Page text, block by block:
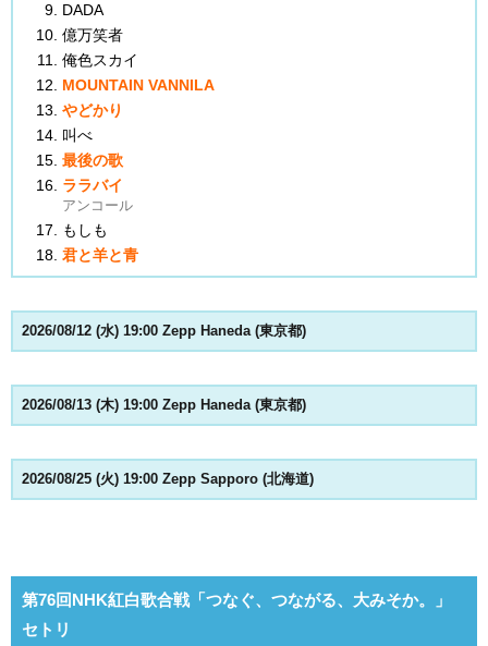
DADA
億万笑者
俺色スカイ
MOUNTAIN VANNILA
やどかり
叫べ
最後の歌
ララバイ
アンコール
もしも
君と羊と青
2026/08/12 (水) 19:00 Zepp Haneda (東京都)
2026/08/13 (木) 19:00 Zepp Haneda (東京都)
2026/08/25 (火) 19:00 Zepp Sapporo (北海道)
第76回NHK紅白歌合戦「つなぐ、つながる、大みそか。」
セトリ